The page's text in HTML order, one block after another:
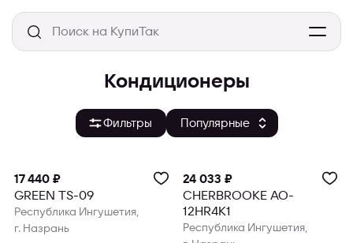
Кондиционеры
Фильтры
17 440 ₽
GREEN TS-09
Республика Ингушетия,
г. Назрань
24 033 ₽
CHERBROOKE AO-
12HR4K1
Республика Ингушетия,